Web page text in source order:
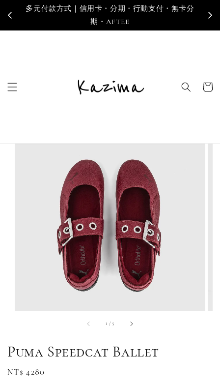
多元付款方式｜信用卡・分期・行動支付・無卡分
期・AFTEE
寄
1 /5
Puma Speedcat Ballet
Regular
NT$ 4280